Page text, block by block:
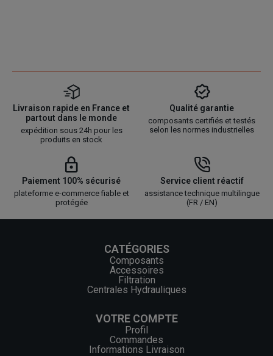
Livraison rapide en France et
partout dans le monde
expédition sous 24h pour les
produits en stock
Qualité garantie
composants certifiés et testés
selon les normes industrielles
Paiement 100% sécurisé
plateforme e-commerce fiable et
protégée
Service client réactif
assistance technique multilingue
(FR / EN)
CATÉGORIES
Composants
Accessoires
Filtration
Centrales Hydrauliques
VOTRE COMPTE
Profil
Commandes
Informations Livraison